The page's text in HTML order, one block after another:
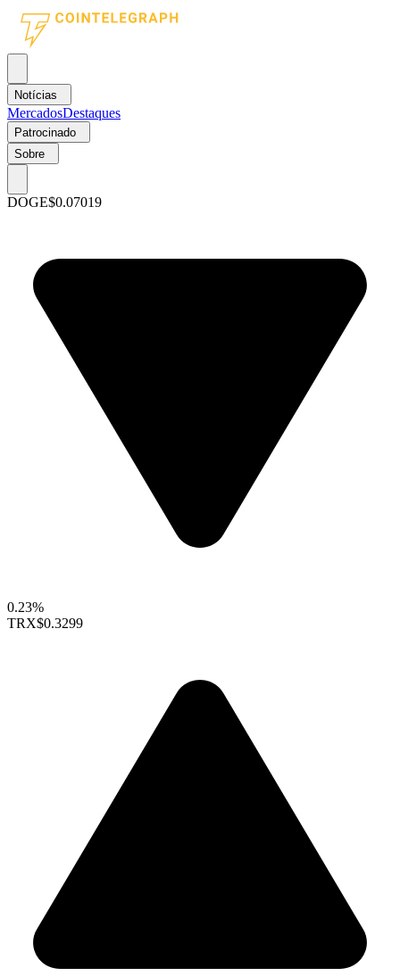
Notícias
MercadosDestaques
Patrocinado
Sobre
DOGE$0.07019
0.23%
TRX$0.3299